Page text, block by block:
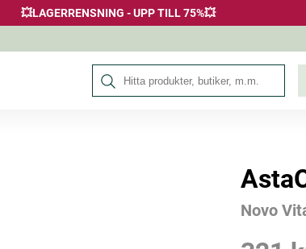
💥LAGERRENSNING - UPP TILL 75%💥
Sök på Hälsokraft
Andra köpte också
Novo
Pris:321 kr